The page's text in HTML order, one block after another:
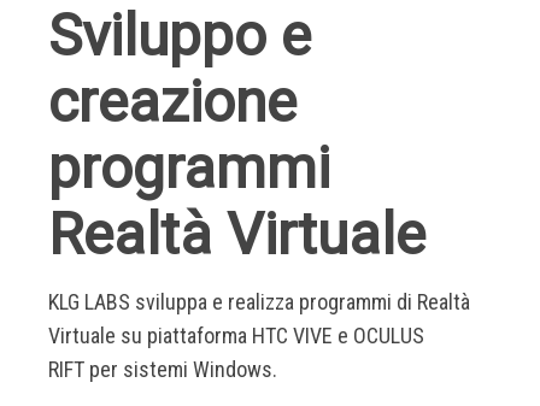
Sviluppo e
creazione
programmi
Realtà Virtuale
KLG LABS sviluppa e realizza programmi di Realtà
Virtuale su piattaforma HTC VIVE e OCULUS
RIFT per sistemi Windows.